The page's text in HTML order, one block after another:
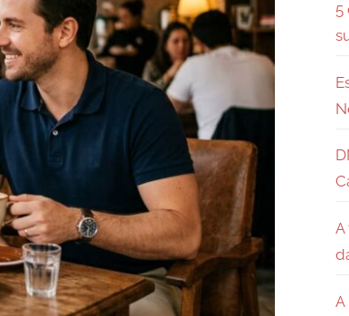
5
A